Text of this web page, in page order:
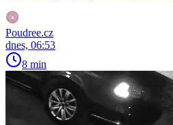
Poudree.cz
dnes, 06:53
8 min